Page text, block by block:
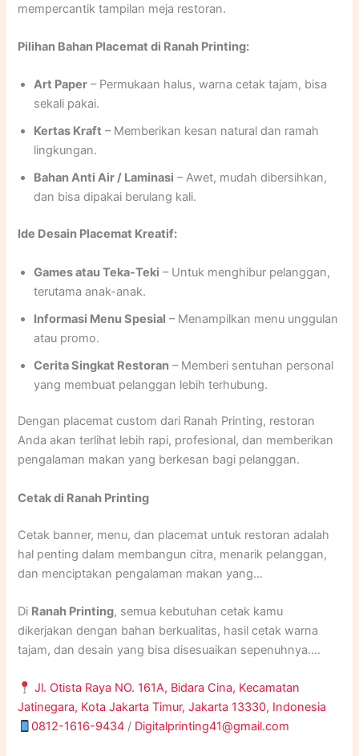
mempercantik tampilan meja restoran.
Pilihan Bahan Placemat di Ranah Printing:
Art Paper – Permukaan halus, warna cetak tajam, bisa
sekali pakai.
Kertas Kraft – Memberikan kesan natural dan ramah
lingkungan.
Bahan Anti Air / Laminasi – Awet, mudah dibersihkan,
dan bisa dipakai berulang kali.
Ide Desain Placemat Kreatif:
Games atau Teka-Teki – Untuk menghibur pelanggan,
terutama anak-anak.
Informasi Menu Spesial – Menampilkan menu unggulan
atau promo.
Cerita Singkat Restoran – Memberi sentuhan personal
yang membuat pelanggan lebih terhubung.
Dengan placemat custom dari Ranah Printing, restoran
Anda akan terlihat lebih rapi, profesional, dan memberikan
pengalaman makan yang berkesan bagi pelanggan.
Cetak di Ranah Printing
Cetak banner, menu, dan placemat untuk restoran adalah
hal penting dalam membangun citra, menarik pelanggan,
dan menciptakan pengalaman makan yang
Di Ranah Printing, semua kebutuhan cetak kamu
dikerjakan dengan bahan berkualitas, hasil cetak warna
tajam, dan desain yang bisa disesuaikan sepenuhnya.
lainnya.
Jl. Otista Raya NO. 161A, Bidara Cina, Kecamatan
Jatinegara, Kota Jakarta Timur, Jakarta 13330, Indonesia
0812-1616-9434 / Digitalprinting41@gmail.com